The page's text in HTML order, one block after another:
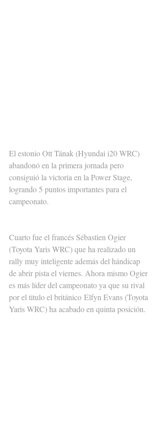
El estonio Ott Tänak (Hyundai i20 WRC)
abandonó en la primera jornada pero
consiguió la victoria en la Power Stage,
logrando 5 puntos importantes para el
campeonato.
Cuarto fue el francés Sébastien Ogier
(Toyota Yaris WRC) que ha realizado un
rally muy inteligente además del hándicap
de abrir pista el viernes. Ahora mismo Ogier
es más líder del campeonato ya que su rival
por el titulo el británico Elfyn Evans (Toyota
Yaris WRC) ha acabado en quinta posición.